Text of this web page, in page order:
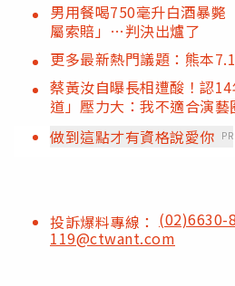
男用餐喝750毫升白酒暴
屬索賠」…判決出爐了
更多最新熱門議題：熊本
蔡黃汝自曝長相遭酸！認
道」壓力大：我不適合演藝
做到這點才有資格說愛你 PR
投訴爆料專線： (02)6630-
119@ctwant.com